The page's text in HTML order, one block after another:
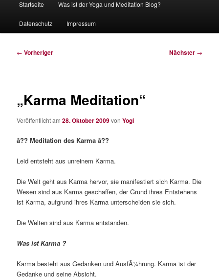
Startseite Was ist der Yoga und Meditation Blog?
Datenschutz Impressum
Beitragsnavigation
← Vorheriger Nächster →
„Karma Meditation“
Veröffentlicht am28. Oktober 2009vonYogi
â?? Meditation des Karma â??
Leid entsteht aus unreinem Karma.
Die Welt geht aus Karma hervor, sie manifestiert sich Karma. Die
Wesen sind aus Karma geschaffen, der Grund ihres Entstehens
ist Karma, aufgrund ihres Karma unterscheiden sie sich.
Die Welten sind aus Karma entstanden.
Was ist Karma ?
Karma besteht aus Gedanken und AusfÃ¼hrung. Karma ist der
Gedanke und seine Absicht.